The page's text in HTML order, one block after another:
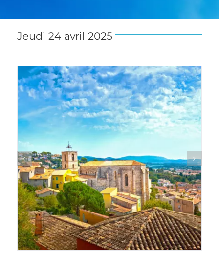
Animation
Prévention
Restauration
Actualité
Avantages
Jeudi 24 avril 2025